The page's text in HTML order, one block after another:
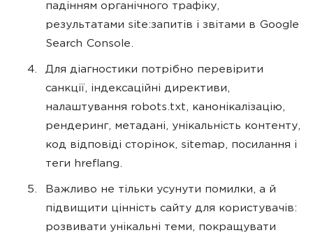
падінням органічного трафіку,
результатами site:запитів і звітами в Google
Search Console.
Для діагностики потрібно перевірити
санкції, індексаційні директиви,
налаштування robots.txt, канонікалізацію,
рендеринг, метадані, унікальність контенту,
код відповіді сторінок, sitemap, посилання і
теги hreflang.
Важливо не тільки усунути помилки, а й
підвищити цінність сайту для користувачів:
розвивати унікальні теми, покращувати